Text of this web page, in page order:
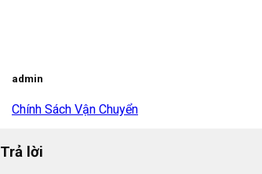
admin
Chính Sách Vận Chuyển
Trả lời